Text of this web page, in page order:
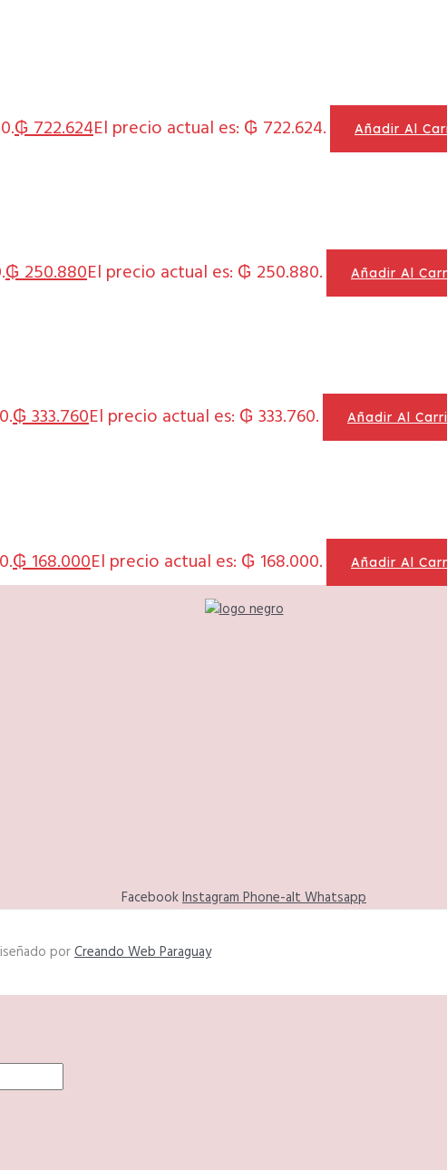
₲722.624El precio actual es: ₲ 722.624. Añadir Al
₲250.880El precio actual es: ₲ 250.880. Añadir Al
₲333.760El precio actual es: ₲ 333.760. Añadir Al
₲168.000El precio actual es: ₲ 168.000. Añadir Al
FacebookInstagramPhone-altWhatsapp
porCreando Web Paraguay